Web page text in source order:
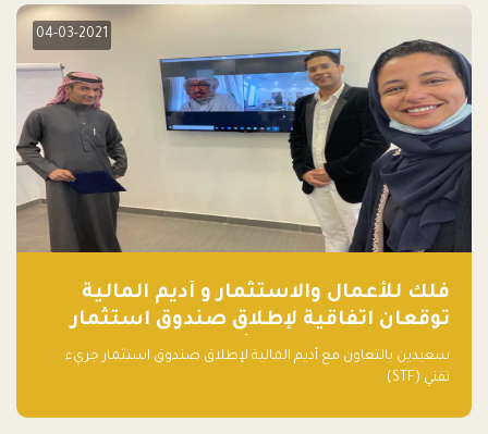
04-03-2021
فلك للأعمال والاستثمار و أديم المالية
توقعان اتفاقية لإطلاق صندوق استثمار
جريء تقني (STF) - مشغل من قبل فـلك
سعيدين بالتعاون مع أديم المالية لإطلاق صندوق استثمار جريء
تقني (STF)